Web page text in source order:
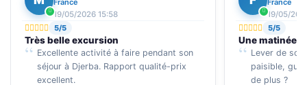
France
19/05/2026 15:58
5/5
Très belle excursion
Excellente activité à faire pendant son
séjour à Djerba. Rapport qualité-prix
excellent.
France
19/05/
5/5
Une matinée
Lever de
paisible,
de plus ?